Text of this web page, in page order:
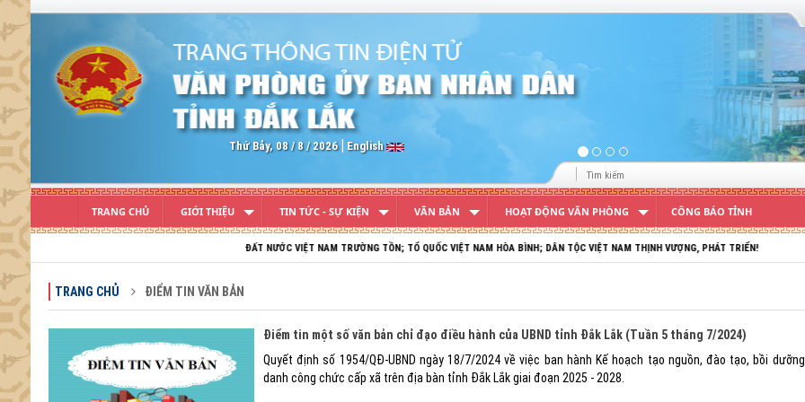
Previous
Thứ Bảy, 08 / 8 / 2026 English
TRANG CHỦ GIỚI THIỆU TIN TỨC - SỰ KIỆN VĂN BẢN HOẠT ĐỘNG VĂN PHÒNG CÔNG BÁO TỈNH
ĐẤT NƯỚC VIỆT NAM TRƯỜNG TỒN; TỔ QUỐC VIỆT NAM HÒA BÌNH; DÂN TỘC VIỆT NAM THỊNH VƯỢNG, PHÁT TRIỂN!
TRANG CHỦ ĐIỂM TIN VĂN BẢN
Điểm tin một số văn bản chỉ đạo điều hành của UBND tỉnh Đắk Lắk (Tuần 5 tháng 7/2024)
Quyết định số 1954/QĐ-UBND ngày 18/7/2024 về việc ban hành Kế hoạch tạo nguồn, đào tạo, bồi
danh công chức cấp xã trên địa bàn tỉnh Đắk Lắk giai đoạn 2025 - 2028.